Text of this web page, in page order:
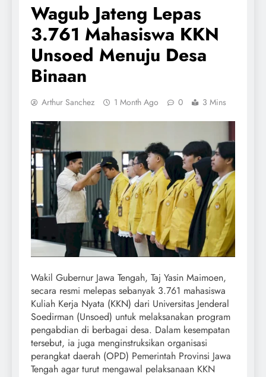
Wagub Jateng Lepas
3.761 Mahasiswa KKN
Unsoed Menuju Desa
Binaan
Arthur Sanchez 1 Month Ago 0 3 Mins
Wakil Gubernur Jawa Tengah, Taj Yasin Maimoen,
secara resmi melepas sebanyak 3.761 mahasiswa
Kuliah Kerja Nyata (KKN) dari Universitas Jenderal
Soedirman (Unsoed) untuk melaksanakan program
pengabdian di berbagai desa. Dalam kesempatan
tersebut, ia juga menginstruksikan organisasi
perangkat daerah (OPD) Pemerintah Provinsi Jawa
Tengah agar turut mengawal pelaksanaan KKN